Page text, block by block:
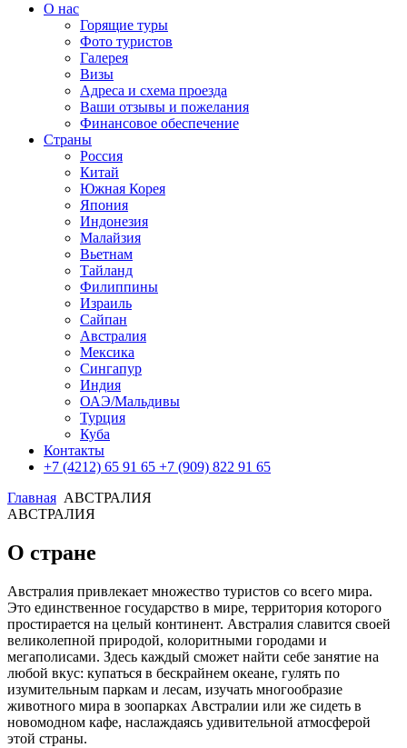
О нас
Горящие туры
Фото туристов
Галерея
Визы
Адреса и схема проезда
Ваши отзывы и пожелания
Финансовое обеспечение
Страны
Россия
Китай
Южная Корея
Япония
Индонезия
Малайзия
Вьетнам
Тайланд
Филиппины
Израиль
Сайпан
Австралия
Мексика
Сингапур
Индия
ОАЭ/Мальдивы
Турция
Куба
Контакты
+7 (4212) 65 91 65 +7 (909) 822 91 65
Главная АВСТРАЛИЯ
АВСТРАЛИЯ
О стране
Австралия привлекает множество туристов со всего мира.
Это единственное государство в мире, территория которого
простирается на целый континент. Австралия славится своей
великолепной природой, колоритными городами и
мегаполисами. Здесь каждый сможет найти себе занятие на
любой вкус: купаться в бескрайнем океане, гулять по
изумительным паркам и лесам, изучать многообразие
животного мира в зоопарках Австралии или же сидеть в
новомодном кафе, наслаждаясь удивительной атмосферой
этой страны.